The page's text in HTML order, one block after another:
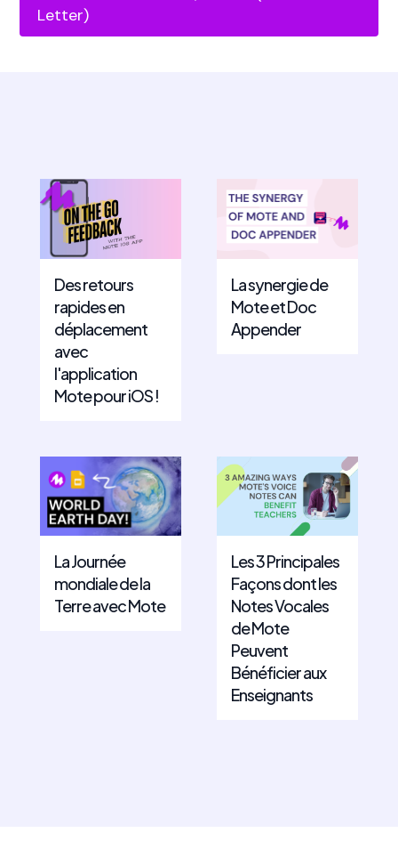
Letter)
Des retours
rapides en
déplacement
avec
l'application
Mote pour iOS !
La synergie de
Mote et Doc
Appender
La Journée
mondiale de la
Terre avec Mote
Les 3 Principales
Façons dont les
Notes Vocales
de Mote
Peuvent
Bénéficier aux
Enseignants